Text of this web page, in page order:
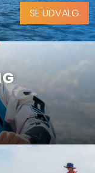
SE UDVALG